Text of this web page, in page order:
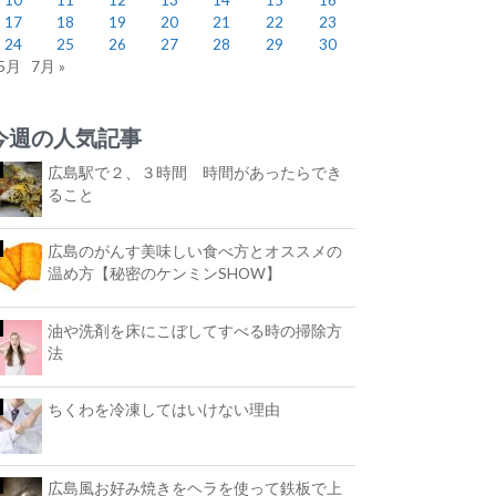
17
18 19 20 21 22
23
24
25 26 27 28 29
30
月
7月 »
週の人気記事
広島駅で２、３時間 時間があったらでき
ること
広島のがんす美味しい食べ方とオススメの
温め方【秘密のケンミンSHOW】
油や洗剤を床にこぼしてすべる時の掃除方
法
ちくわを冷凍してはいけない理由
広島風お好み焼きをヘラを使って鉄板で上